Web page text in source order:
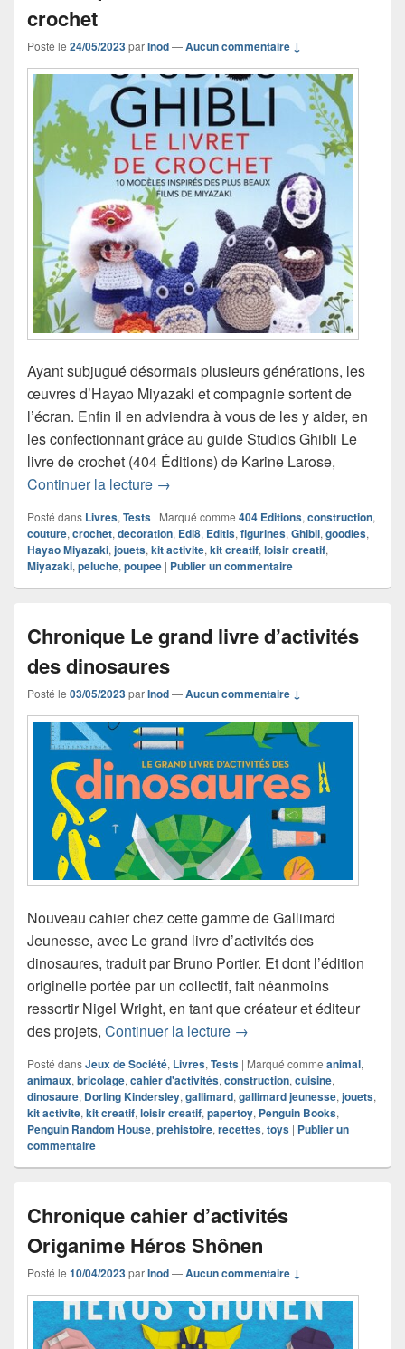
crochet
Posté le 24/05/2023parInod—Aucun commentaire ↓
Ayant subjugué désormais plusieurs générations, les
œuvres d’Hayao Miyazaki et compagnie sortent de
l’écran. Enfin il en adviendra à vous de les y aider, en
les confectionnant grâce au guide Studios Ghibli Le
livre de crochet (404 Éditions) de Karine Larose,
Continuer la lecture Chronique Studios Ghibli Le livre de
→
Posté dans Livres, Tests | Marqué comme 404 Editions, construction,
couture, crochet, decoration, Edi8, Editis, figurines, Ghibli, goodies,
Hayao Miyazaki, jouets, kit activite, kit creatif, loisir creatif,
Miyazaki, peluche, poupee | Publier un commentaire
Chronique Le grand livre d’activités
des dinosaures
Posté le 03/05/2023parInod—Aucun commentaire ↓
Nouveau cahier chez cette gamme de Gallimard
Jeunesse, avec Le grand livre d’activités des
dinosaures, traduit par Bruno Portier. Et dont l’édition
originelle portée par un collectif, fait néanmoins
ressortir Nigel Wright, en tant que créateur et éditeur
des projets, Continuer la lecture Chronique Le grand livre
→
Posté dansJeux de Société, Livres, Tests | Marqué comme animal,
animaux, bricolage, cahier d'activités, construction, cuisine,
dinosaure, Dorling Kindersley, gallimard, gallimard jeunesse, jouets,
kit activite, kit creatif, loisir creatif, papertoy, Penguin Books,
Penguin Random House, prehistoire, recettes, toys | Publier un
commentaire
Chronique cahier d’activités
Origanime Héros Shônen
Posté le 10/04/2023parInod—Aucun commentaire ↓